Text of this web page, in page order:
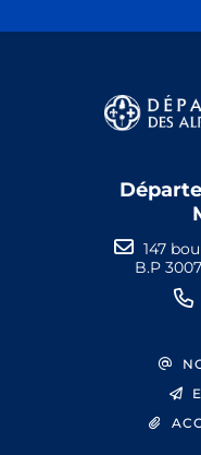
147
B.P